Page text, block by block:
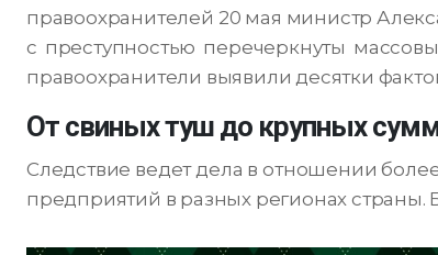
правоохранителей 20 мая министр
с преступностью перечеркнуты
правоохранители выявили десятки
От свиных туш до крупных
Следствие ведет дела в отношении
предприятий в разных регионах страны.